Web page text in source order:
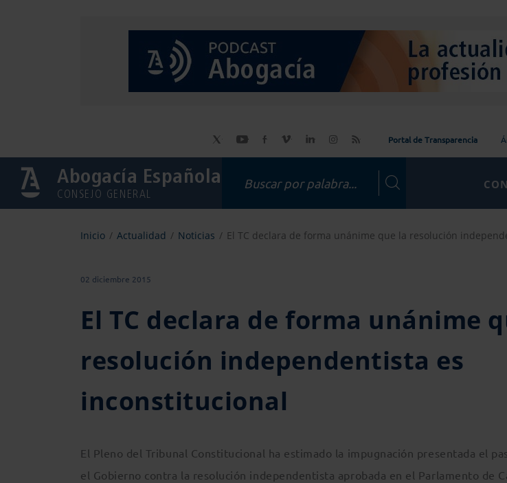
Portal de Transparencia
Abogacía Española
CONSEJO GENERAL
Inicio Actualidad Noticias El TC declara de forma unánime que la resolución
02 diciembre 2015
El TC declara de forma unánime
resolución independentista es
inconstitucional
El Pleno del Tribunal Constitucional ha estimado la impugnación presentada el
el Gobierno contra la resolución independentista aprobada en el Parlamento de